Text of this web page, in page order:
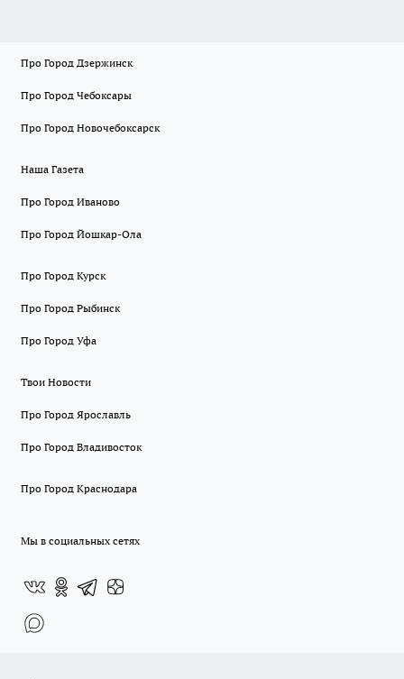
Про Город Дзержинск
Про Город Чебоксары
Про Город Новочебоксарск
Наша Газета
Про Город Иваново
Про Город Йошкар-Ола
Про Город Курск
Про Город Рыбинск
Про Город Уфа
Твои Новости
Про Город Ярославль
Про Город Владивосток
Про Город Краснодара
Мы в социальных сетях